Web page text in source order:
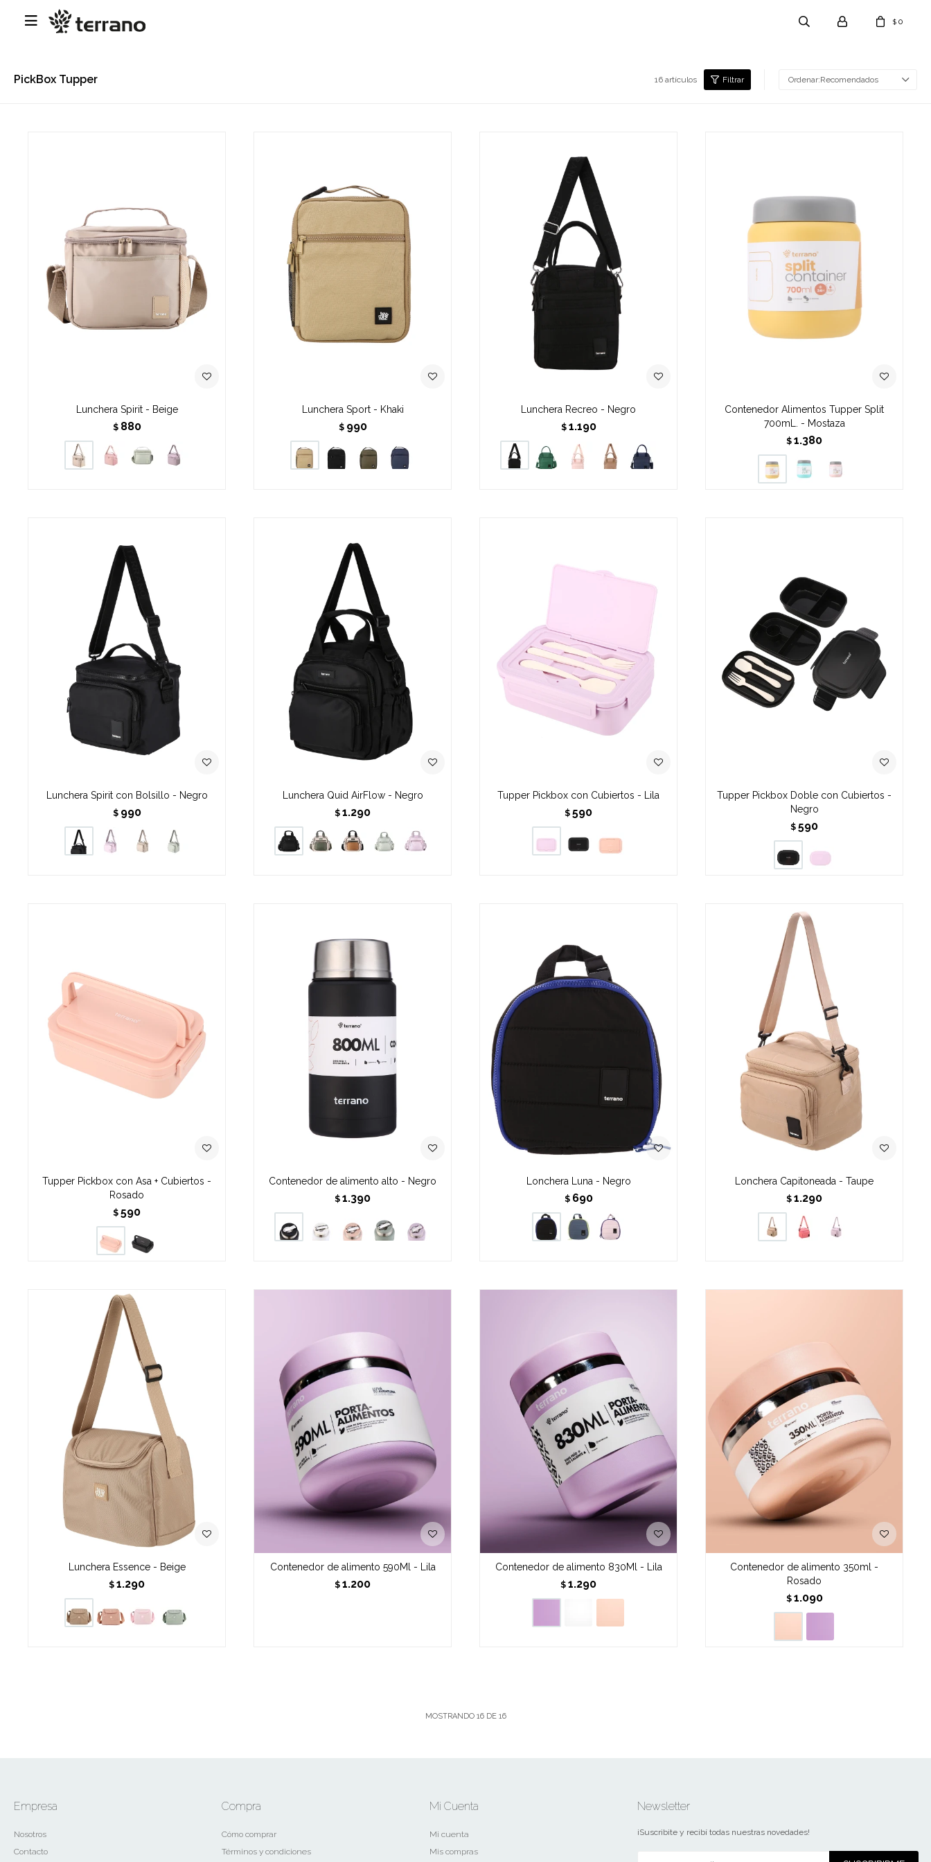
$ 0

PickBox Tupper 16 artículos Recomendados
Lunchera Spirit - Beige
$ 880
Lunchera Sport - Khaki
$ 990
Lunchera Recreo - Negro
$ 1.190
Contenedor Alimentos Tupper Split
700mL. - Mostaza
$ 1.380
Lunchera Spirit con Bolsillo - Negro
$ 990
Lunchera Quid AirFlow - Negro
$ 1.290
Tupper Pickbox con Cubiertos - Lila
$ 590
Tupper Pickbox Doble con Cubiertos -
Negro
$ 590
Tupper Pickbox con Asa + Cubiertos -
Rosado
$ 590
Contenedor de alimento alto - Negro
$ 1.390
Lonchera Luna - Negro
$ 690
Lonchera Capitoneada - Taupe
$ 1.290
Lunchera Essence - Beige
$ 1.290
Contenedor de alimento 590Ml - Lila
$ 1.200
Contenedor de alimento 830Ml - Lila
$ 1.290
Contenedor de alimento 350ml -
Rosado
$ 1.090
MOSTRANDO 16DE 16
Empresa
Nosotros
Contacto
Compra
Cómo comprar
Términos y condiciones
Mi Cuenta
Mi cuenta
Mis compras
Newsletter
¡Suscribite y recibí todas nuestras novedades!